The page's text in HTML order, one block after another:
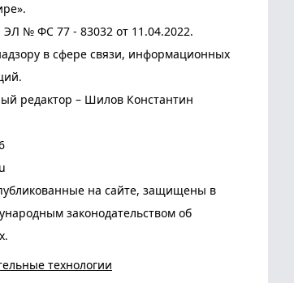
№ ФС 77 - 83032 от 11.04.2022.
в сфере связи, информационных
редактор – Шилов Константин
на сайте, защищены в
законодательством об
технологии